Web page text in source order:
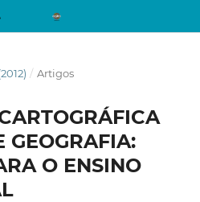
/ Artigos
GEOGRAFIA:
O ENSINO